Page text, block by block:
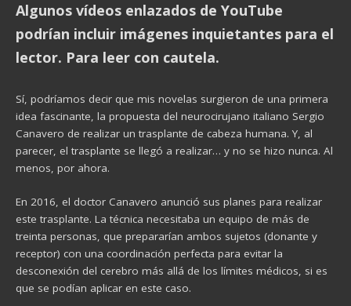
Algunos vídeos enlazados de YouTube
podrían incluir imágenes inquietantes para el
lector. Para leer con cautela.
Sí, podríamos decir que mis novelas surgieron de una primera
idea fascinante, la propuesta del neurocirujano italiano Sergio
Canavero de realizar un trasplante de cabeza humana. Y, al
parecer, el trasplante se llegó a realizar… y no se hizo nunca. Al
menos, por ahora.
En 2016, el doctor Canavero anunció sus planes para realizar
este trasplante. La técnica necesitaba un equipo de más de
treinta personas, que prepararían ambos sujetos (donante y
receptor) con una coordinación perfecta para evitar la
desconexión del cerebro más allá de los límites médicos, si es
que se podían aplicar en este caso.